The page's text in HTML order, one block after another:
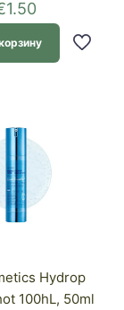
1.50
Hydrop
100hL, 50ml